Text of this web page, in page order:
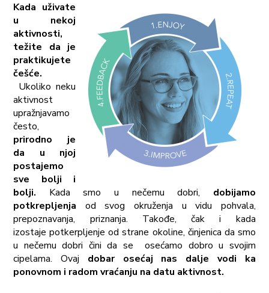
Kada uživate
u nekoj
aktivnosti,
težite da je
praktikujete
češće.
Ukoliko neku
aktivnost
upražnjavamo
često,
prirodno je
da u njoj
postajemo
sve bolji i
bolji. Kada smo u nečemu dobri, dobijamo
potkrepljenja od svog okruženja u vidu pohvala,
prepoznavanja, priznanja. Takođe, čak i kada
izostaje potkerpljenje od strane okoline, činjenica da smo
u nečemu dobri čini da se osećamo dobro u svojim
cipelama. Ovaj dobar osećaj nas dalje vodi ka
ponovnom i radom vraćanju na datu aktivnost.